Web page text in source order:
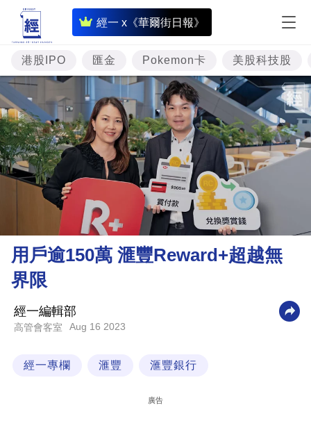
經一 x《華爾街日報》
即
時
財
經
專
題
投
資
市
理
財
科
港股IPO 匯金 Pokemon卡 美股科技股
用戶逾150萬 滙豐Reward+超越無
界限
經一編輯部
高管會客室 Aug 16 2023
經一專欄 滙豐 滙豐銀行
廣告